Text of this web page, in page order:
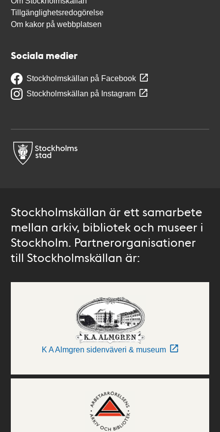
Tillgänglighetsredogörelse
Om kakor på webbplatsen
Sociala medier
Stockholmskällan på Facebook
Stockholmskällan på Instagram
Stockholmskällan är ett samarbete
mellan arkiv, bibliotek och museer i
Stockholm. Partnerorganisationer
till Stockholmskällan är:
K A Almgren sidenväveri & museum